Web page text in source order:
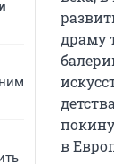
драму
в